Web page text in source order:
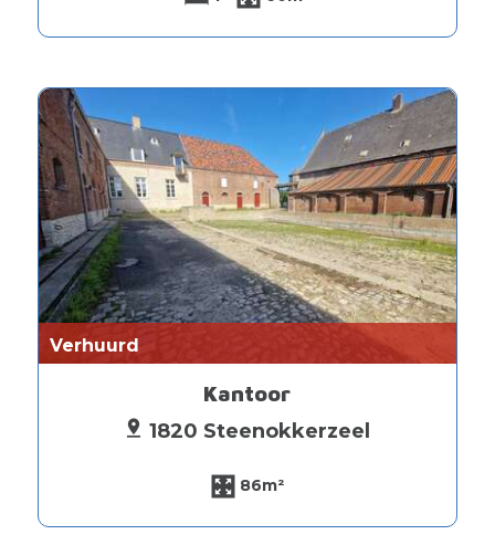
Verhuurd
Kantoor
1820 Steenokkerzeel
86m²